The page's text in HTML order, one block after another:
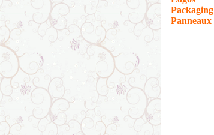
Packaging
Panneaux